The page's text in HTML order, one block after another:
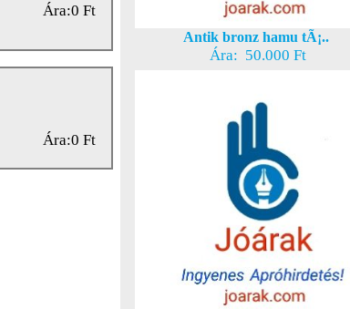
Ára:0 Ft
Ára:0 Ft
Antik bronz hamu tÃ¡..
Ára: 50.000 Ft